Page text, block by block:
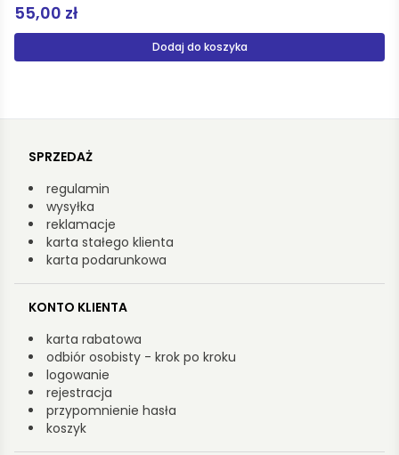
29,90 zł
Produkt niedostępny
SPRZEDAŻ
regulamin
wysyłka
reklamacje
karta stałego klienta
karta podarunkowa
KONTO KLIENTA
karta rabatowa
odbiór osobisty - krok po kroku
logowanie
rejestracja
przypomnienie hasła
koszyk